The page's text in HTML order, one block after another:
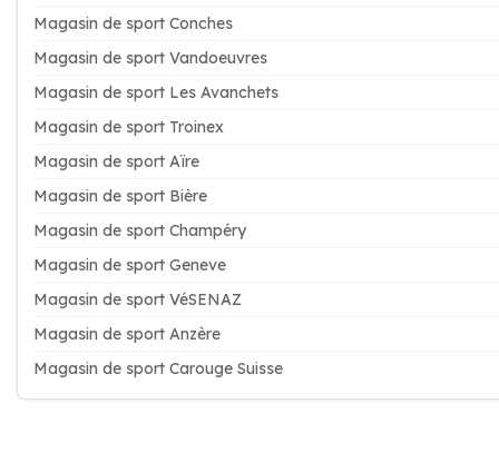
Magasin de sport Conches
Magasin de sport Vandoeuvres
Magasin de sport Les Avanchets
Magasin de sport Troinex
Magasin de sport Aïre
Magasin de sport Bière
Magasin de sport Champéry
Magasin de sport Geneve
Magasin de sport VéSENAZ
Magasin de sport Anzère
Magasin de sport Carouge Suisse